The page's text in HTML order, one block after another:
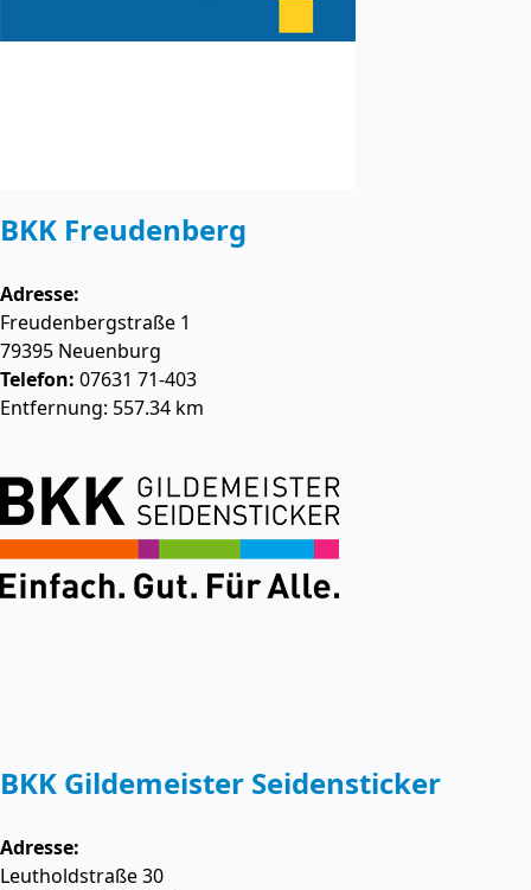
BKK Freudenberg
Adresse:
Freudenbergstraße 1
79395 Neuenburg
Telefon: 07631 71-403
Entfernung: 557.34 km
BKK Gildemeister Seidensticker
Adresse:
Leutholdstraße 30